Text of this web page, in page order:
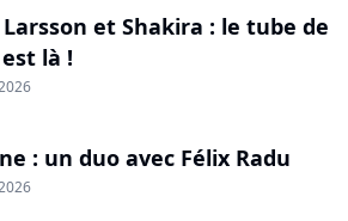
et Shakira : le tube de
là !
: un duo avec Félix Radu